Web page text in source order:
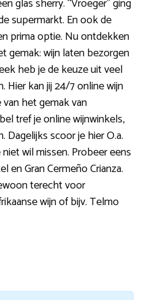
glas sherry. “Vroeger” ging
supermarkt. En ook de
prima optie. Nu ontdekken
gemak: wijn laten bezorgen
heb je de keuze uit veel
Hier kan jij 24/7 online wijn
het gemak van
tref je online wijnwinkels,
Dagelijks scoor je hier O.a.
wil missen. Probeer eens
en Gran Cermeño Crianza.
terecht voor
wijn of bijv. Telmo